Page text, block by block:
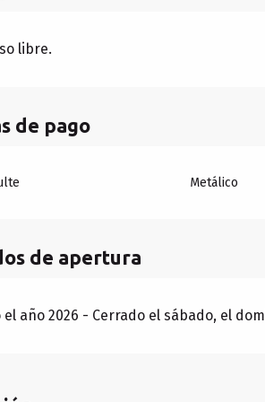
libre.
de pago
Metálico
de apertura
el año 2026 - Cerrado el sábado, el